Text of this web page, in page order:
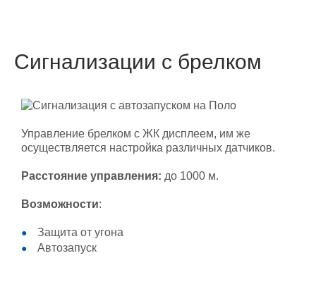
Cигнализации с брелком
Управление брелком с ЖК дисплеем, им же
осуществляется настройка различных датчиков.
Расстояние управления: до 1000 м.
Возможности:
Защита от угона
Автозапуск